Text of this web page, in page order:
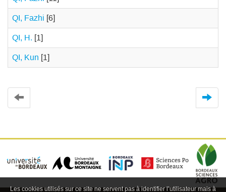
QI, Fazhi [6]
QI, H. [1]
QI, Kun [1]
Les cookies utilisés sur ce site ne servent pas à identifier l’utilisateur mais à